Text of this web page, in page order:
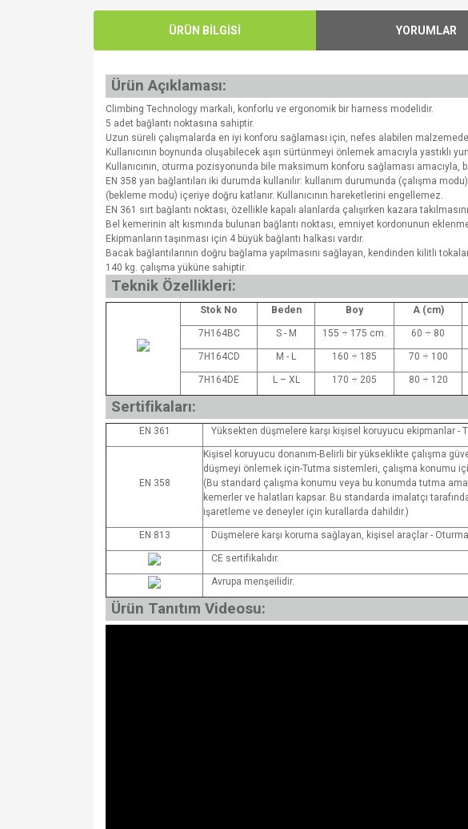
ÜRÜN BİLGİSİ YORUMLAR
Ürün Açıklaması:
Climbing Technology markalı, konforlu ve ergonomik bir harness modelidir.
5 adet bağlantı noktasına sahiptir.
Uzun süreli çalışmalarda en iyi konforu sağlaması için, nefes alabilen
Kullanıcının boynunda oluşabilecek aşırı sürtünmeyi önlemek amacıyla yastıklı
Kullanıcının, oturma pozisyonunda bile maksimum konforu sağlaması
EN 358 yan bağlantıları iki durumda kullanılır: kullanım durumunda (çalışma
(bekleme modu) içeriye doğru katlanır. Kullanıcının hareketlerini engellemez.
EN 361 sırt bağlantı noktası, özellikle kapalı alanlarda çalışırken kazara
Bel kemerinin alt kısmında bulunan bağlantı noktası, emniyet kordonunun
Ekipmanların taşınması için 4 büyük bağlantı halkası vardır.
Bacak bağlantılarının doğru bağlama yapılmasını sağlayan, kendinden kilitli
140 kg. çalışma yüküne sahiptir.
Teknik Özellikleri:
Stok No Beden Boy A (cm)
7H164BC S - M 155 ÷ 175 cm. 60 ÷ 80
7H164CD M - L 160 ÷ 185 70 ÷ 100
7H164DE L – XL 170 ÷ 205 80 ÷ 120
Sertifikaları:
EN 361 Yüksekten düşmelere karşı kişisel koruyucu ekipmanlar -
EN 358
Kişisel koruyucu donanım-Belirli bir yükseklikte çalışma
düşmeyi önlemek için-Tutma sistemleri, çalışma konumu
(Bu standard çalışma konumu veya bu konumda tutma
kemerler ve halatları kapsar. Bu standarda imalatçı
işaretleme ve deneyler için kurallarda dahildir.)
EN 813 Düşmelere karşı koruma sağlayan, kişisel araçlar -
CE sertifikalıdır.
Avrupa menşeilidir.
Ürün Tanıtım Videosu: